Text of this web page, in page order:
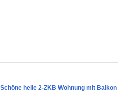
Schöne helle 2-ZKB Wohnung mit